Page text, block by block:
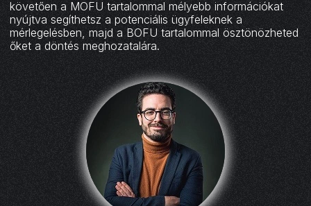
követően a MOFU tartalommal mélyebb információkat
nyújtva segíthetsz a potenciális ügyfeleknek a
mérlegelésben, majd a BOFU tartalommal ösztönözheted
őket a döntés meghozatalára.